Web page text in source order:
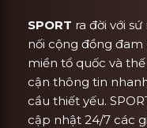
SPORT ra đời với
nối cộng đồng
miền tổ quốc và thế
cận thông tin
cầu thiết yếu.
cập nhật 24/7 các